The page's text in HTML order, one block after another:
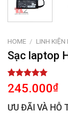
HOME / LINH
Sạc laptop
Rated 5.00
out of 5
based on
2
customer
245.000₫
ƯU ĐÃI VÀ HỖ